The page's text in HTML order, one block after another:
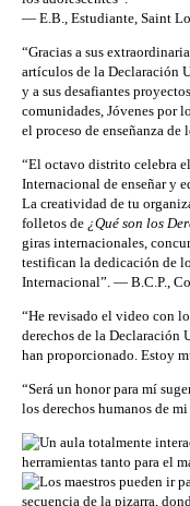
— E.B., Estudiante, Saint
“Gracias a sus
artículos de la Declaración
y a sus desafiantes
comunidades, Jóvenes por
el proceso de enseñanza
“El octavo distrito celebra
Internacional de enseñar y
La creatividad de tu
folletos de ¿Qué son los
giras internacionales,
testifican la dedicación de
Internacional”. — B.C.P.,
“He revisado el video con
derechos de la Declaración
han proporcionado. Estoy
“Será un honor para mí
los derechos humanos de